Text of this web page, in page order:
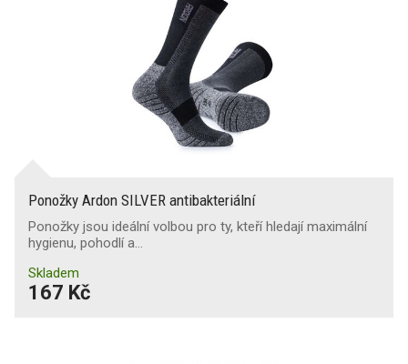
Ponožky Ardon SILVER antibakteriální
Ponožky jsou ideální volbou pro ty, kteří hledají maximální
hygienu, pohodlí a…
Skladem
167 Kč